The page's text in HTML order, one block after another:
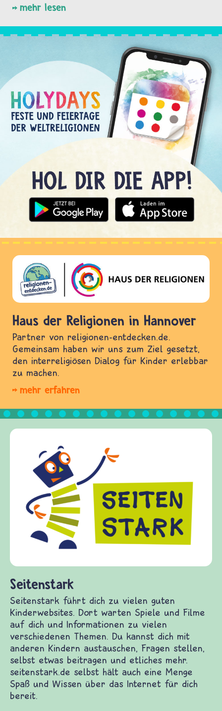
mehr lesen
Haus der Religionen in Hannover
Partner von religionen-entdecken.de.
Gemeinsam haben wir uns zum Ziel gesetzt,
den interreligiösen Dialog für Kinder erlebbar
zu machen.
mehr erfahren
Seitenstark
Seitenstark führt dich zu vielen guten
Kinderwebsites. Dort warten Spiele und Filme
auf dich und Informationen zu vielen
verschiedenen Themen. Du kannst dich mit
anderen Kindern austauschen, Fragen stellen,
selbst etwas beitragen und etliches mehr.
seitenstark.de selbst hält auch eine Menge
Spaß und Wissen über das Internet für dich
bereit.